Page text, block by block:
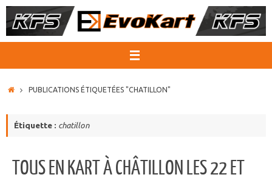
Passer
au
ACCUEIL
PUBLICATIONS ÉTIQUETÉES "CHATILLON"
Étiquette : chatillon
TOUS EN KART À CHÂTILLON LES 22 ET